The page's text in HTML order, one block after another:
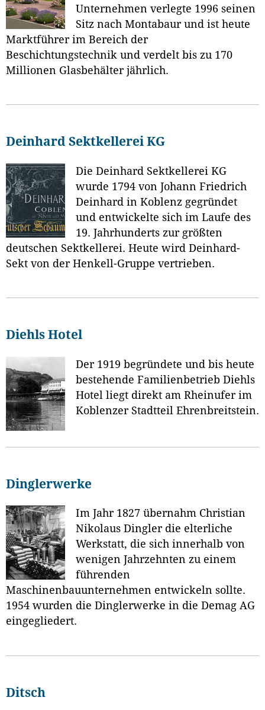
Unternehmen verlegte 1996 seinen
Sitz nach Montabaur und ist heute
Marktführer im Bereich der
Beschichtungstechnik und verdelt bis zu 170
Millionen Glasbehälter jährlich.
Deinhard Sektkellerei KG
Die Deinhard Sektkellerei KG
wurde 1794 von Johann Friedrich
Deinhard in Koblenz gegründet
und entwickelte sich im Laufe des
19. Jahrhunderts zur größten
deutschen Sektkellerei. Heute wird Deinhard-
Sekt von der Henkell-Gruppe vertrieben.
Diehls Hotel
Der 1919 begründete und bis heute
bestehende Familienbetrieb Diehls
Hotel liegt direkt am Rheinufer im
Koblenzer Stadtteil Ehrenbreitstein.
Dinglerwerke
Im Jahr 1827 übernahm Christian
Nikolaus Dingler die elterliche
Werkstatt, die sich innerhalb von
wenigen Jahrzehnten zu einem
führenden
Maschinenbauunternehmen entwickeln sollte.
1954 wurden die Dinglerwerke in die Demag AG
eingegliedert.
Ditsch